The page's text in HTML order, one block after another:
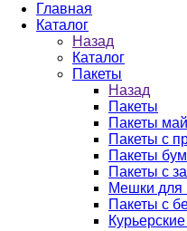
Главная
Каталог
Назад
Каталог
Пакеты
Назад
Пакеты
Пакеты
Пакеты с
Пакеты
Пакеты с
Мешки для
Пакеты с